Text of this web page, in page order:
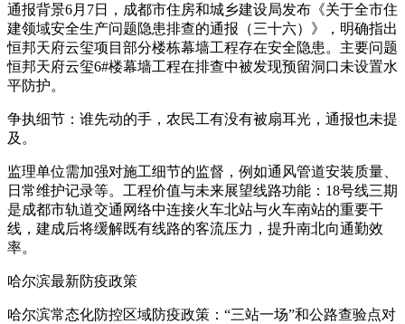
通报背景6月7日，成都市住房和城乡建设局发布《关于全市住
建领域安全生产问题隐患排查的通报（三十六）》，明确指出
恒邦天府云玺项目部分楼栋幕墙工程存在安全隐患。主要问题
恒邦天府云玺6#楼幕墙工程在排查中被发现预留洞口未设置水
平防护。
争执细节：谁先动的手，农民工有没有被扇耳光，通报也未提
及。
监理单位需加强对施工细节的监督，例如通风管道安装质量、
日常维护记录等。工程价值与未来展望线路功能：18号线三期
是成都市轨道交通网络中连接火车北站与火车南站的重要干
线，建成后将缓解既有线路的客流压力，提升南北向通勤效
率。
哈尔滨最新防疫政策
哈尔滨常态化防控区域防疫政策：“三站一场”和公路查验点对